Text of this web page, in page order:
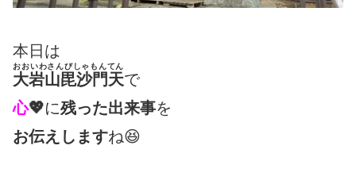
本日は
大岩山毘沙門天
おおいわさんびしゃもんてん
で
心💖に残った出来事を
お伝えしますね😆